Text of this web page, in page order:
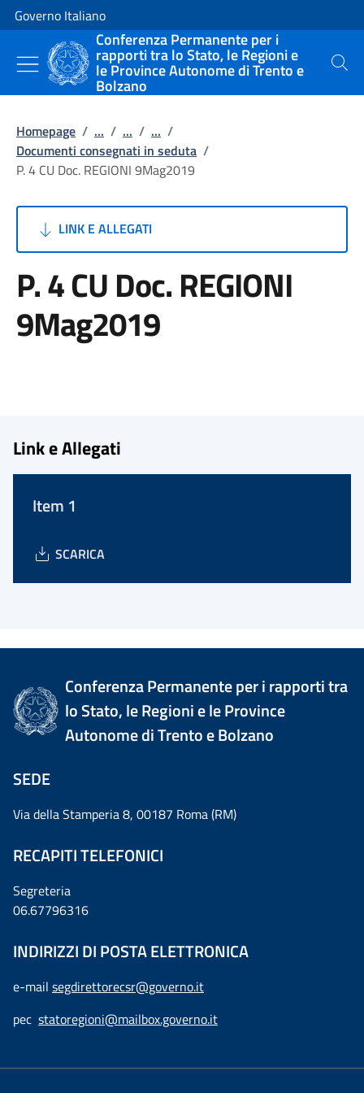
Vai al contenuto
Vai alla navigazione del sito
Governo Italiano
Conferenza Permanente per i
rapporti tra lo Stato, le Regioni e
le Province Autonome di Trento e
Bolzano
Cerca
Homepage / ... / ... / ... /
Documenti consegnati in seduta /
P. 4 CU Doc. REGIONI 9Mag2019
LINK E ALLEGATI
P. 4 CU Doc. REGIONI
9Mag2019
Link e Allegati
Item 1
SCARICA
Conferenza Permanente per i rapporti tra
lo Stato, le Regioni e le Province
Autonome di Trento e Bolzano
SEDE
Via della Stamperia 8, 00187 Roma (RM)
RECAPITI TELEFONICI
Segreteria
06.67796316
INDIRIZZI DI POSTA ELETTRONICA
e-mail segdirettorecsr@governo.it
pec statoregioni@mailbox.governo.it